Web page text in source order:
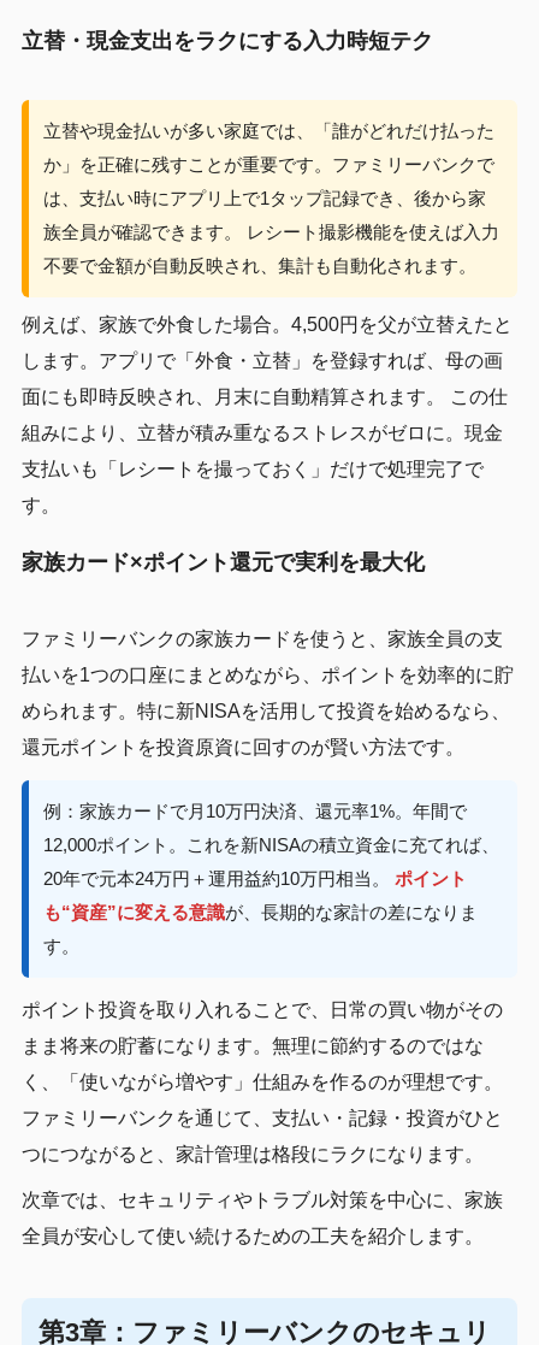
立替・現金支出をラクにする入力時短テク
立替や現金払いが多い家庭では、「誰がどれだけ払った
か」を正確に残すことが重要です。ファミリーバンクで
は、支払い時にアプリ上で1タップ記録でき、後から家
族全員が確認できます。 レシート撮影機能を使えば入力
不要で金額が自動反映され、集計も自動化されます。
例えば、家族で外食した場合。4,500円を父が立替えたと
します。アプリで「外食・立替」を登録すれば、母の画
面にも即時反映され、月末に自動精算されます。 この仕
組みにより、立替が積み重なるストレスがゼロに。現金
支払いも「レシートを撮っておく」だけで処理完了で
す。
家族カード×ポイント還元で実利を最大化
ファミリーバンクの家族カードを使うと、家族全員の支
払いを1つの口座にまとめながら、ポイントを効率的に貯
められます。特に新NISAを活用して投資を始めるなら、
還元ポイントを投資原資に回すのが賢い方法です。
例：家族カードで月10万円決済、還元率1%。年間で
12,000ポイント。これを新NISAの積立資金に充てれば、
20年で元本24万円＋運用益約10万円相当。 ポイント
も“資産”に変える意識が、長期的な家計の差になりま
す。
ポイント投資を取り入れることで、日常の買い物がその
まま将来の貯蓄になります。無理に節約するのではな
く、「使いながら増やす」仕組みを作るのが理想です。
ファミリーバンクを通じて、支払い・記録・投資がひと
つにつながると、家計管理は格段にラクになります。
次章では、セキュリティやトラブル対策を中心に、家族
全員が安心して使い続けるための工夫を紹介します。
第3章：ファミリーバンクのセキュリ